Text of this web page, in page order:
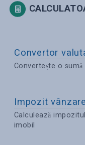
Convertor
Convertește o
Impozit
Calculează
imobil